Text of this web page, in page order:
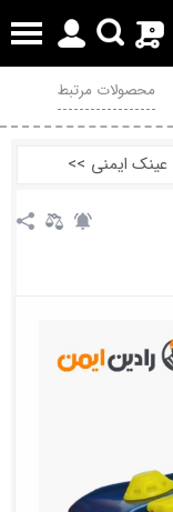
0
محصولات مرتبط
عینک ایمنی >>